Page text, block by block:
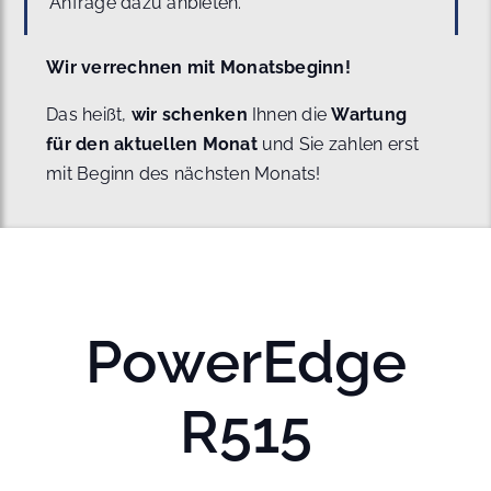
Wir verrechnen mit Monatsbeginn!
Das heißt, wir schenken Ihnen dieWartung
für den aktuellen Monat und Sie zahlen erst
mit Beginn des nächsten Monats!
PowerEdge
R515